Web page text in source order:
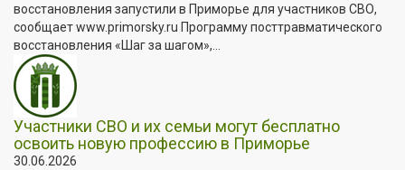
восстановления запустили в Приморье для участников СВО,
сообщает www.primorsky.ru Программу посттравматического
восстановления «Шаг за шагом»,...
Участники СВО и их семьи могут бесплатно
освоить новую профессию в Приморье
30.06.2026